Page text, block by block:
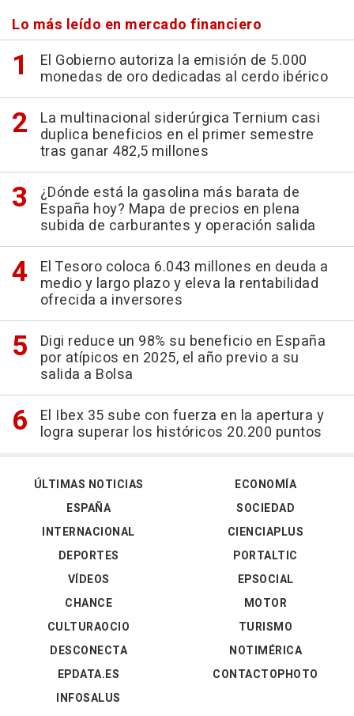
Lo más leído en mercado financiero
El Gobierno autoriza la emisión de 5.000
monedas de oro dedicadas al cerdo ibérico
La multinacional siderúrgica Ternium casi
duplica beneficios en el primer semestre
tras ganar 482,5 millones
¿Dónde está la gasolina más barata de
España hoy? Mapa de precios en plena
subida de carburantes y operación salida
El Tesoro coloca 6.043 millones en deuda a
medio y largo plazo y eleva la rentabilidad
ofrecida a inversores
Digi reduce un 98% su beneficio en España
por atípicos en 2025, el año previo a su
salida a Bolsa
El Ibex 35 sube con fuerza en la apertura y
logra superar los históricos 20.200 puntos
ÚLTIMAS NOTICIAS
ESPAÑA
INTERNACIONAL
DEPORTES
VÍDEOS
ECONOMÍA
SOCIEDAD
CIENCIAPLUS
PORTALTIC
EPSOCIAL
CHANCE
CULTURAOCIO
DESCONECTA
EPDATA.ES
INFOSALUS
MOTOR
TURISMO
NOTIMÉRICA
CONTACTOPHOTO